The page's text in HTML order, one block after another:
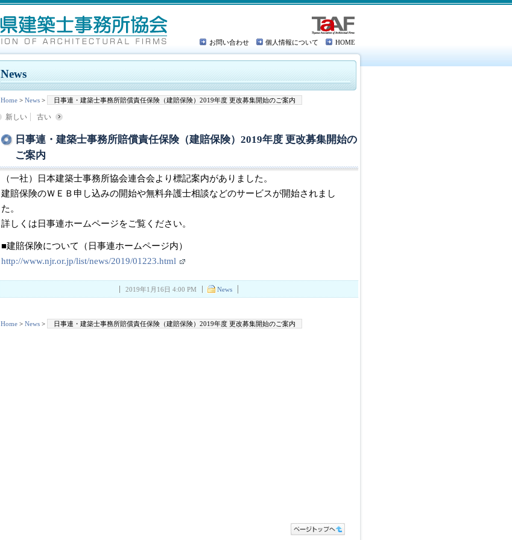
お問い合わせ 個人情報について HOME
News
Home > News > 日事連・建築士事務所賠償責任保険（建賠保険）2019年度 更改募集開始のご案内
新しい 古い
日事連・建築士事務所賠償責任保険（建賠保険）2019年度 更改募集開始の
ご案内
（一社）日本建築士事務所協会連合会より標記案内がありました。
建賠保険のＷＥＢ申し込みの開始や無料弁護士相談などのサービスが開始されまし
た。
詳しくは日事連ホームページをご覧ください。
■建賠保険について（日事連ホームページ内）
http://www.njr.or.jp/list/news/2019/01223.html
2019年1月16日 4:00 PM News
Home > News > 日事連・建築士事務所賠償責任保険（建賠保険）2019年度 更改募集開始のご案内